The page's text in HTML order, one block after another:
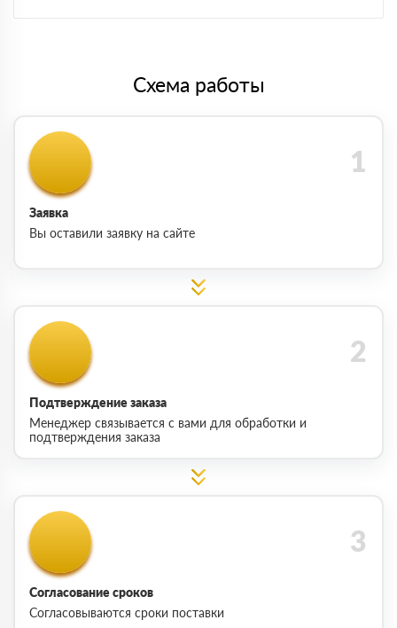
Схема работы
Заявка
Вы оставили заявку на сайте
Подтверждение заказа
Менеджер связывается с вами для обработки и
подтверждения заказа
Согласование сроков
Согласовываются сроки поставки